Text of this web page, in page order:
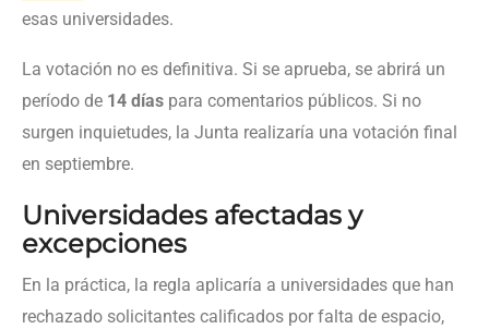
esas universidades.
La votación no es definitiva. Si se aprueba, se abrirá un
período de 14 días para comentarios públicos. Si no
surgen inquietudes, la Junta realizaría una votación final
en septiembre.
Universidades afectadas y
excepciones
En la práctica, la regla aplicaría a universidades que han
rechazado solicitantes calificados por falta de espacio,